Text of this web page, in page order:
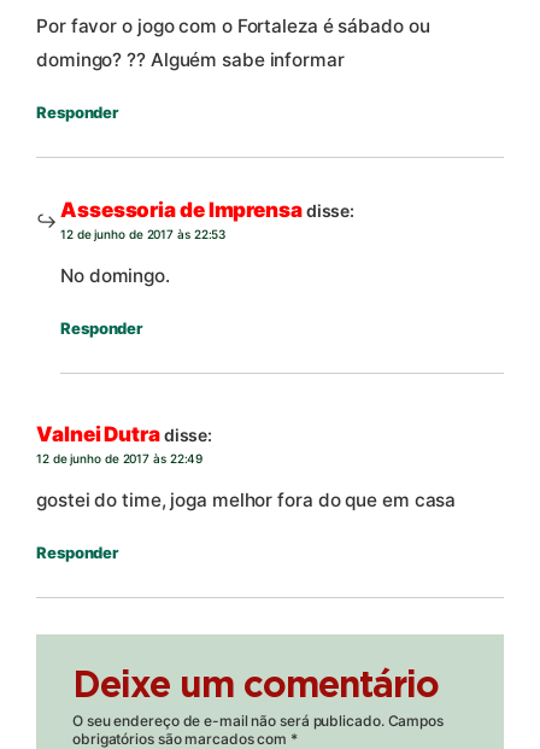
Por favor o jogo com o Fortaleza é sábado ou
domingo? ?? Alguém sabe informar
Responder
Assessoria de Imprensadisse:
12 de junho de 2017 às 22:53
No domingo.
Responder
Valnei Dutradisse:
12 de junho de 2017 às 22:49
gostei do time, joga melhor fora do que em casa
Responder
Deixe um comentário
O seu endereço de e-mail não será publicado. Campos
obrigatórios são marcados com *